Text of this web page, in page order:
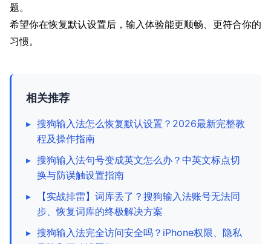
题。
希望你在恢复默认设置后，输入体验能更顺畅、更符合你的
习惯。
相关推荐
▸ 搜狗输入法怎么恢复默认设置？2026最新完整教
程及操作指南
▸ 搜狗输入法句号变成英文怎么办？中英文标点切
换与防误触设置指南
▸
【实战排雷】词库丢了？搜狗输入法账号无法同
步、恢复词库的终极解决方案
▸ 搜狗输入法完全访问安全吗？iPhone权限、隐私